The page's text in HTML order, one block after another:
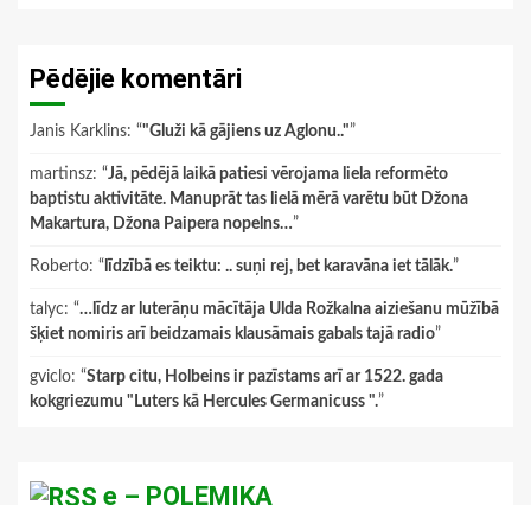
Pēdējie komentāri
Janis Karklins: “"Gluži kā gājiens uz Aglonu.."”
martinsz: “Jā, pēdējā laikā patiesi vērojama liela reformēto
baptistu aktivitāte. Manuprāt tas lielā mērā varētu būt Džona
Makartura, Džona Paipera nopelns…”
Roberto: “ līdzībā es teiktu: .. suņi rej, bet karavāna iet tālāk.”
talyc: “…līdz ar luterāņu mācītāja Ulda Rožkalna aiziešanu mūžībā
šķiet nomiris arī beidzamais klausāmais gabals tajā radio”
gviclo: “Starp citu, Holbeins ir pazīstams arī ar 1522. gada
kokgriezumu "Luters kā Hercules Germanicuss ".”
e – POLEMIKA